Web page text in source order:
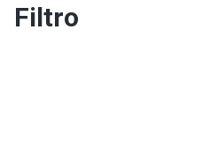
Filtro